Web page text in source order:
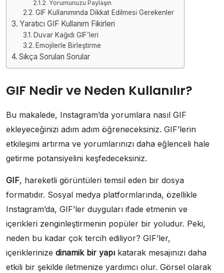
Yorumunuzu Paylaşın
GIF Kullanımında Dikkat Edilmesi Gerekenler
Yaratıcı GIF Kullanım Fikirleri
Duvar Kağıdı GIF’leri
Emojilerle Birleştirme
Sıkça Sorulan Sorular
GIF Nedir ve Neden Kullanılır?
Bu makalede, Instagram’da yorumlara nasıl GIF
ekleyeceğinizi adım adım öğreneceksiniz. GIF’lerin
etkileşimi artırma ve yorumlarınızı daha eğlenceli hale
getirme potansiyelini keşfedeceksiniz.
GIF, hareketli görüntüleri temsil eden bir dosya
formatıdır. Sosyal medya platformlarında, özellikle
Instagram’da, GIF’ler duyguları ifade etmenin ve
içerikleri zenginleştirmenin popüler bir yoludur. Peki,
neden bu kadar çok tercih ediliyor? GIF’ler,
içeriklerinize dinamik bir yapı katarak mesajınızı daha
etkili bir şekilde iletmenize yardımcı olur. Görsel olarak